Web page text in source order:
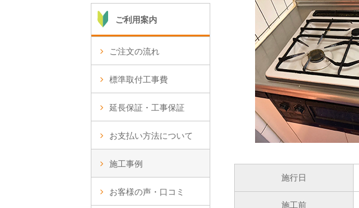
施行日
施工前
ご利用案内
ご注文の流れ
標準取付工事費
延長保証・工事保証
お支払い方法について
施工事例
お客様の声・口コミ